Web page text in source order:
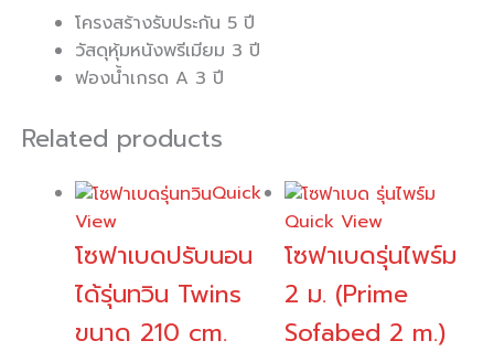
โครงสร้างรับประกัน 5 ปี
วัสดุหุ้มหนังพรีเมียม 3 ปี
ฟองน้ำเกรด A 3 ปี
Related products
Quick
View
โซฟาเบดปรับนอน
ได้รุ่นทวิน Twins
ขนาด 210 cm.
Quick View
โซฟาเบดรุ่นไพร์ม
2 ม. (Prime
Sofabed 2 m.)